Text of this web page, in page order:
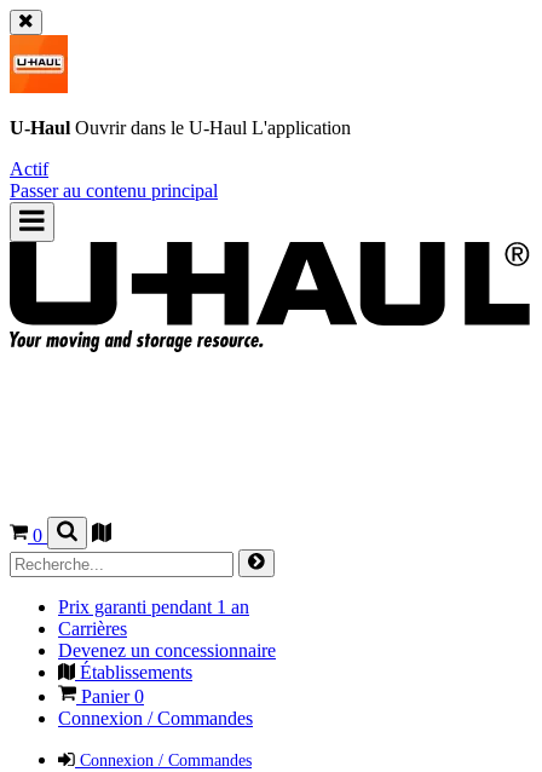
U-Haul Ouvrir dans le U-Haul L'application
Actif
Passer au contenu principal
0
Prix garanti pendant 1 an
Carrières
Devenez un concessionnaire
Établissements
Panier0
Connexion / Commandes
Connexion / Commandes